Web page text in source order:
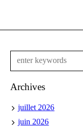
Archives
juillet 2026
juin 2026